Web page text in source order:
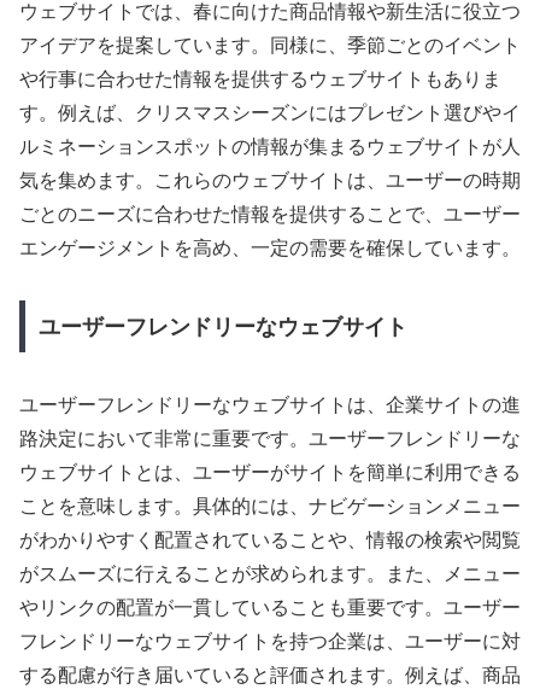
ウェブサイトでは、春に向けた商品情報や新生活に役立つ
アイデアを提案しています。同様に、季節ごとのイベント
や行事に合わせた情報を提供するウェブサイトもありま
す。例えば、クリスマスシーズンにはプレゼント選びやイ
ルミネーションスポットの情報が集まるウェブサイトが人
気を集めます。これらのウェブサイトは、ユーザーの時期
ごとのニーズに合わせた情報を提供することで、ユーザー
エンゲージメントを高め、一定の需要を確保しています。
ユーザーフレンドリーなウェブサイト
ユーザーフレンドリーなウェブサイトは、企業サイトの進
路決定において非常に重要です。ユーザーフレンドリーな
ウェブサイトとは、ユーザーがサイトを簡単に利用できる
ことを意味します。具体的には、ナビゲーションメニュー
がわかりやすく配置されていることや、情報の検索や閲覧
がスムーズに行えることが求められます。また、メニュー
やリンクの配置が一貫していることも重要です。ユーザー
フレンドリーなウェブサイトを持つ企業は、ユーザーに対
する配慮が行き届いていると評価されます。例えば、商品